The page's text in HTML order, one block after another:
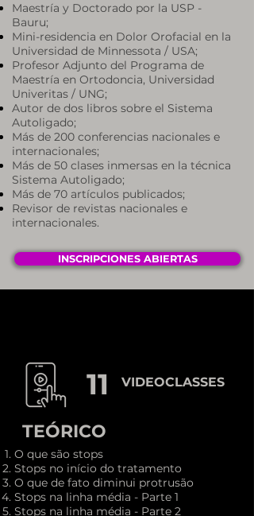
Maestría y Doctorado por la USP -
Bauru;
Mini-residencia en Dolor Orofacial en la
Universidad de Minnessota / USA;
Profesor Adjunto del Programa de
Maestría en Ortodoncia, Universidad
Univeritas / UNG;
Autor de dos libros sobre el Sistema
Autoligado;
Más de 200 conferencias nacionales e
internacionales;
Más de 50 clases inmersas en la técnica
Sistema Autoligado;
Más de 70 artículos publicados;
Revisor de revistas nacionales e
internacionales.
INSCRIPCIONES ABIERTAS
VIDEOCLASSES
11
TEÓRICO
O que são stops
Stops no início do tratamento
O que de fato diminui protrusão
Stops na linha média - Parte 1
Stops na linha média - Parte 2